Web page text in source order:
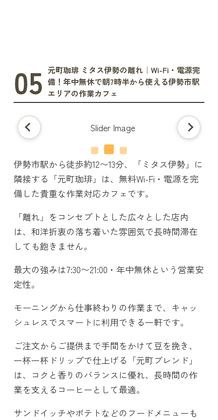
05 元町珈琲 ミタス伊勢の離れ｜Wi-Fi・電源完
備！年中無休で朝7時半から使える伊勢市駅
エリアの作業カフェ
伊勢市駅から徒歩約12〜13分、「ミタス伊勢」に
隣接する「元町珈琲」は、無料Wi-Fi・電源を完
備した貴重な作業対応カフェです。
「離れ」をコンセプトとした広々とした店内
は、和洋折衷の落ち着いた雰囲気で長時間滞在
しても飽きません。
最大の強みは7:30〜21:00・年中無休という営業安
定性。
モーニングから仕事終わりの作業まで、キャッ
シュレスでスマートに利用できる一軒です。
ご注文からご提供まで手間をかけて豆を挽き、
一杯一杯ドリップで仕上げる「元町ブレンド」
は、コクと香りのバランスに優れ、長時間の作
業を支えるコーヒーとして最適。
サンドイッチやポテトなどのフードメニューも